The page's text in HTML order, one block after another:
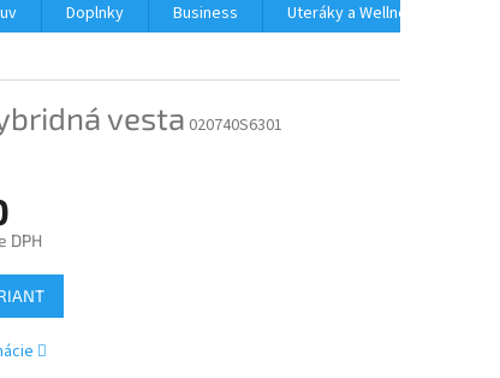
Doplnky Business Uteráky a Wellness
vesta 020740S6301
DPH